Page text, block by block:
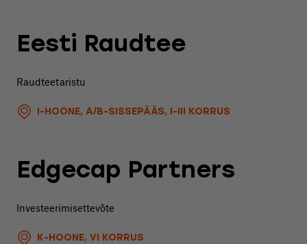
Eesti Raudtee
Raudteetaristu
I-HOONE, A/B-SISSEPÄÄS, I-III KORRUS
Edgecap Partners
Investeerimisettevõte
K-HOONE, VI KORRUS